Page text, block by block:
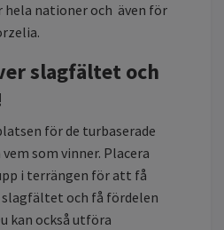
nationer och även för
slagfältet och
för de turbaserade
som vinner. Placera
i terrängen för att få
och få fördelen
kan också utföra